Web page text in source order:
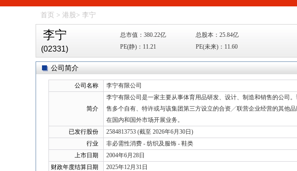
首页 > 港股> 李宁
李宁
(02331)
总市值：380.22亿
PE(静)：11.21
总股本：25.84亿
PE(未来)：11.60
公司简介
公司名称 李宁有限公司
简介
李宁有限公司是一家主要从事体育用品研发、设计、制造和销售的公司
售多个自有、特许或与该集团第三方设立的合资╱联营企业经营的其他品
在国内和国外市场开展业务。
已发行股份
2584813753 (截至 2026年6月30日)
行业
非必需性消费 - 纺织及服饰 - 鞋类
上市日期
2004年6月28日
财政年度结算日期
2025年12月31日